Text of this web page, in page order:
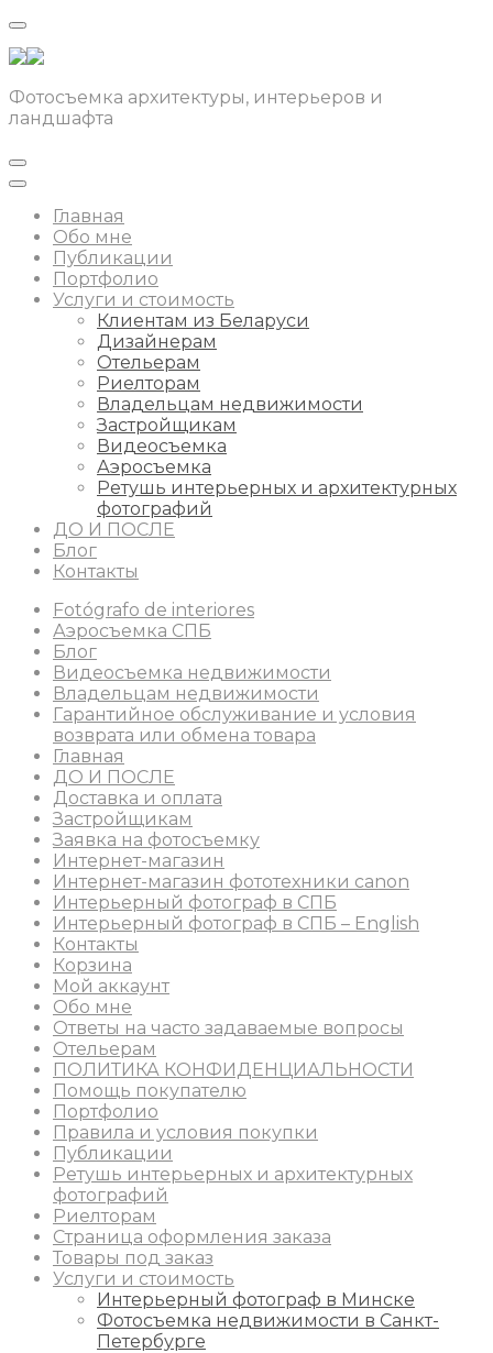
Фотосъемка архитектуры, интерьеров и
ландшафта
Главная
Обо мне
Публикации
Портфолио
Услуги и стоимость
Клиентам из Беларуси
Дизайнерам
Отельерам
Риелторам
Владельцам недвижимости
Застройщикам
Видеосъемка
Аэросъемка
Ретушь интерьерных и архитектурных
фотографий
ДО И ПОСЛЕ
Блог
Контакты
Fotógrafo de interiores
Аэросъемка СПБ
Блог
Видеосъемка недвижимости
Владельцам недвижимости
Гарантийное обслуживание и условия
возврата или обмена товара
Главная
ДО И ПОСЛЕ
Доставка и оплата
Застройщикам
Заявка на фотосъемку
Интернет-магазин
Интернет-магазин фототехники canon
Интерьерный фотограф в СПБ
Интерьерный фотограф в СПБ – English
Контакты
Корзина
Мой аккаунт
Обо мне
Ответы на часто задаваемые вопросы
Отельерам
ПОЛИТИКА КОНФИДЕНЦИАЛЬНОСТИ
Помощь покупателю
Портфолио
Правила и условия покупки
Публикации
Ретушь интерьерных и архитектурных
фотографий
Риелторам
Страница оформления заказа
Товары под заказ
Услуги и стоимость
Интерьерный фотограф в Минске
Фотосъемка недвижимости в Санкт-
Петербурге